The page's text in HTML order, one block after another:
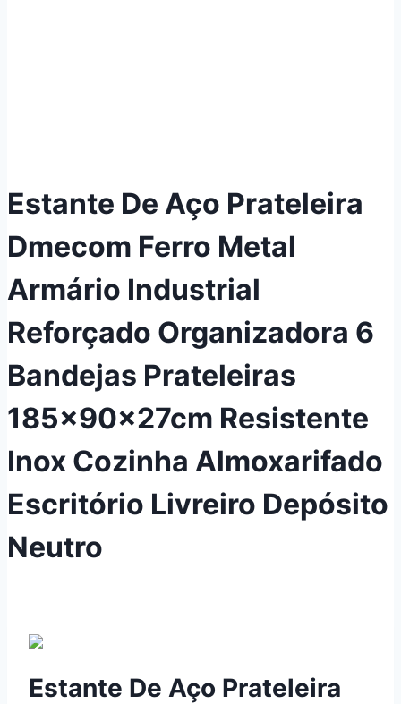
Estante De Aço Prateleira
Dmecom Ferro Metal
Armário Industrial
Reforçado Organizadora 6
Bandejas Prateleiras
185x90x27cm Resistente
Inox Cozinha Almoxarifado
Escritório Livreiro Depósito
Neutro
Estante De Aço Prateleira